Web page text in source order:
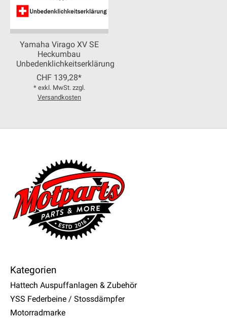
Yamaha Virago XV SE
Heckumbau
Unbedenklichkeitserklärung
CHF 139,28*
* exkl. MwSt. zzgl.
Versandkosten
Kategorien
Hattech Auspuffanlagen & Zubehör
YSS Federbeine / Stossdämpfer
Motorradmarke